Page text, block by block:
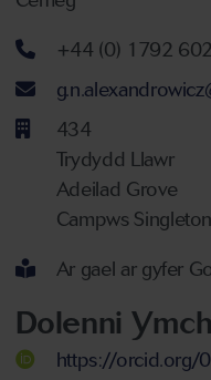
Rhif ffôn+44 (0) 1792
Cyfeiriad ebost
434
Trydydd Llawr
Adeilad Grove
Campws Singleton
Ar gael ar gyfer
Dolenni
https://